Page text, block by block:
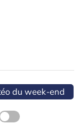
du week-end